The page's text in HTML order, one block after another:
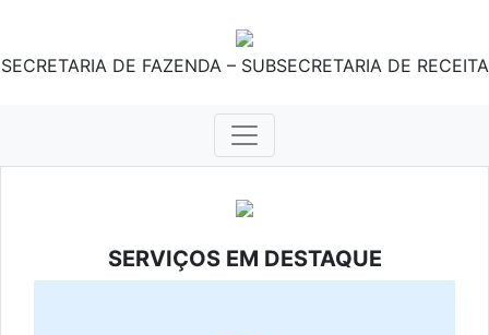
SECRETARIA DE FAZENDA – SUBSECRETARIA DE RECEITA
SERVIÇOS EM DESTAQUE